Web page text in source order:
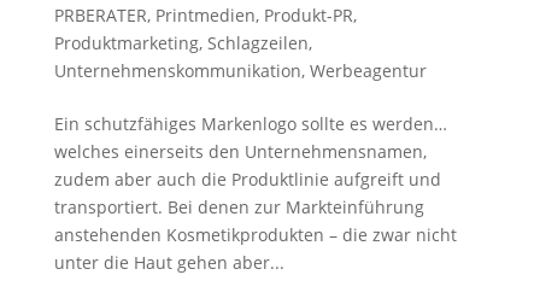
PRBERATER, Printmedien, Produkt-PR,
Produktmarketing, Schlagzeilen,
Unternehmenskommunikation, Werbeagentur
Ein schutzfähiges Markenlogo sollte es werden…
welches einerseits den Unternehmensnamen,
zudem aber auch die Produktlinie aufgreift und
transportiert. Bei denen zur Markteinführung
anstehenden Kosmetikprodukten – die zwar nicht
unter die Haut gehen aber...